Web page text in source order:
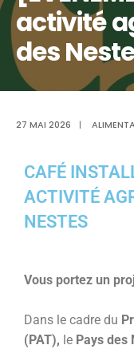
activité
des
27 MAI 2026 |
CAFÉ
ACTIVITÉ
NESTES
Vous portez un
Dans le cadre du
(PAT), le Pays des